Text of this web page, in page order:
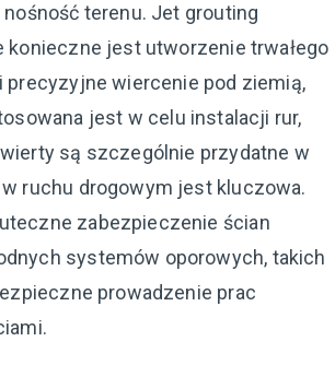
terenu. Jet grouting
konieczne jest utworzenie trwałego
precyzyjne wiercenie pod ziemią,
jest w celu instalacji rur,
są szczególnie przydatne w
ruchu drogowym jest kluczowa.
zabezpieczenie ścian
systemów oporowych, takich
prowadzenie prac